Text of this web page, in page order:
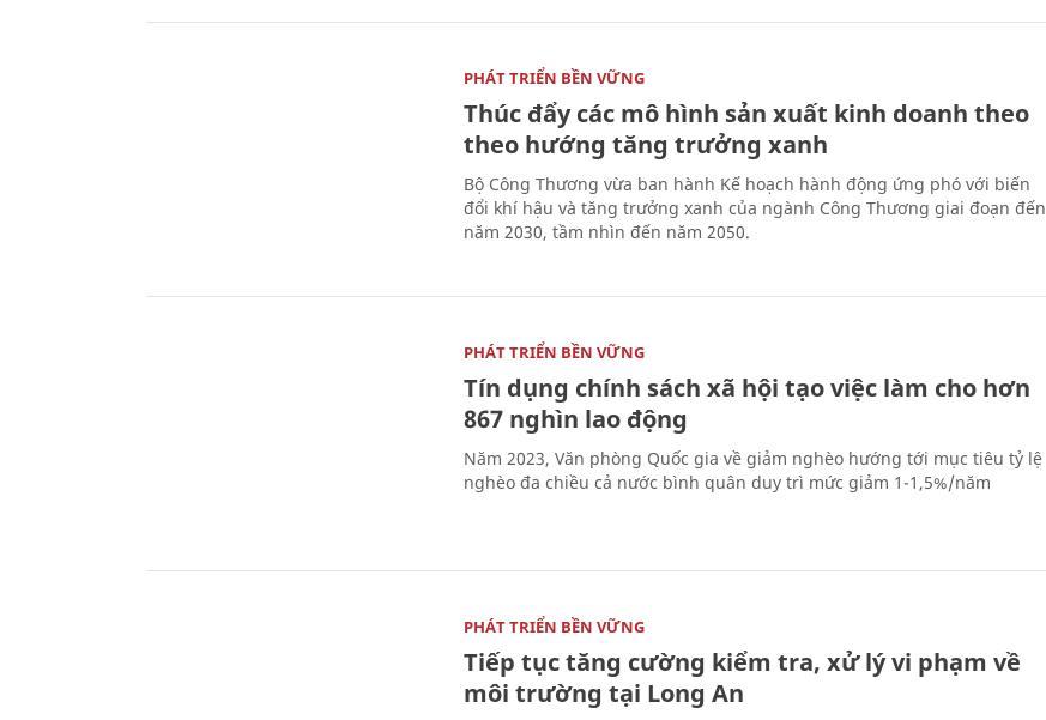
PHÁT TRIỂN BỀN VỮNG
Thúc đẩy các mô hình sản xuất kinh doanh theo
theo hướng tăng trưởng xanh
Bộ Công Thương vừa ban hành Kế hoạch hành động ứng phó với biến
đổi khí hậu và tăng trưởng xanh của ngành Công Thương giai đoạn đến
năm 2030, tầm nhìn đến năm 2050.
PHÁT TRIỂN BỀN VỮNG
Tín dụng chính sách xã hội tạo việc làm cho hơn
867 nghìn lao động
Năm 2023, Văn phòng Quốc gia về giảm nghèo hướng tới mục tiêu tỷ lệ
nghèo đa chiều cả nước bình quân duy trì mức giảm 1-1,5%/năm
PHÁT TRIỂN BỀN VỮNG
Tiếp tục tăng cường kiểm tra, xử lý vi phạm về
môi trường tại Long An